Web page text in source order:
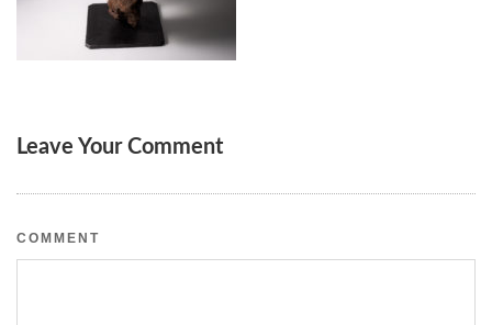
Leave Your Comment
COMMENT